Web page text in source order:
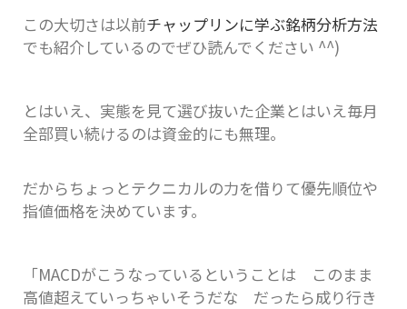
この大切さは以前チャップリンに学ぶ銘柄分析方法
でも紹介しているのでぜひ読んでください ^^)
とはいえ、実態を見て選び抜いた企業とはいえ毎月
全部買い続けるのは資金的にも無理。
だからちょっとテクニカルの力を借りて優先順位や
指値価格を決めています。
「MACDがこうなっているということは このまま
高値超えていっちゃいそうだな だったら成り行き